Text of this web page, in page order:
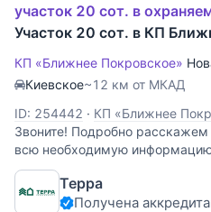
участок 20 сот. в
Участок 20 сот. в КП
КП «Ближнее Покровское»
Киевское~12 км от МКАД
ID: 254442 · КП «Ближнее
Звоните! Подробно
всю необходимую
Терра
Получена